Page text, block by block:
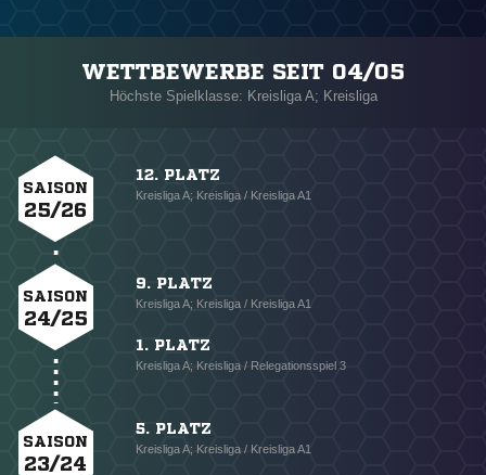
WETTBEWERBE SEIT 04/05
Höchste Spielklasse: Kreisliga A; Kreisliga
SAISON
25/26
12. PLATZ
Kreisliga A; Kreisliga / Kreisliga A1
SAISON
24/25
9. PLATZ
Kreisliga A; Kreisliga / Kreisliga A1
1. PLATZ
Kreisliga A; Kreisliga / Relegationsspiel 3
SAISON
23/24
5. PLATZ
Kreisliga A; Kreisliga / Kreisliga A1